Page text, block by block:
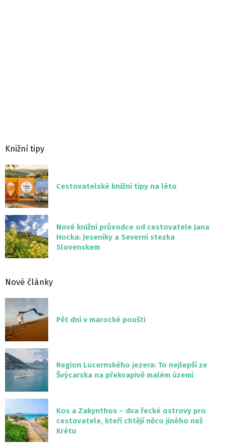
Knižní tipy
Cestovatelské knižní tipy na léto
Nové knižní průvodce od cestovatele Jana
Hocka: Jeseníky a Severní stezka
Slovenskem
Nové články
Pět dní v marocké poušti
Region Lucernského jezera: To nejlepší ze
Švýcarska na překvapivě malém území
Kos a Zakynthos – dva řecké ostrovy pro
cestovatele, kteří chtějí něco jiného než
Krétu